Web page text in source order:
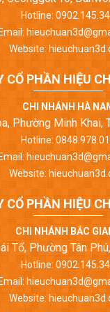
Hotline:
Email:
Website:
CỔ PHẦN HIỆU
CHI NHÁNH HÀ
Phường Minh Khai,
Hotline:
Email:
Website:
CỔ PHẦN HIỆU
CHI NHÁNH BẮC
Tổ, Phường Tân
Hotline:
Email:
Website: